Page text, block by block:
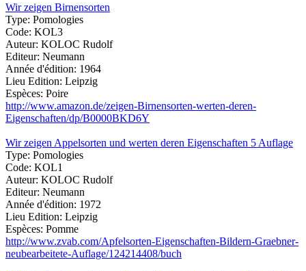
Wir zeigen Birnensorten
Type: Pomologies
Code: KOL3
Auteur: KOLOC Rudolf
Editeur: Neumann
Année d'édition: 1964
Lieu Edition: Leipzig
Espèces: Poire
http://www.amazon.de/zeigen-Birnensorten-werten-deren-
Eigenschaften/dp/B0000BKD6Y
Wir zeigen Appelsorten und werten deren Eigenschaften 5 Auflage
Type: Pomologies
Code: KOL1
Auteur: KOLOC Rudolf
Editeur: Neumann
Année d'édition: 1972
Lieu Edition: Leipzig
Espèces: Pomme
http://www.zvab.com/Apfelsorten-Eigenschaften-Bildern-Graebner-
neubearbeitete-Auflage/124214408/buch